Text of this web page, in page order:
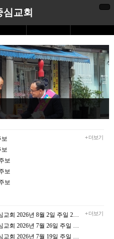
심교회
+ 더보기
보
보
보
+ 더보기